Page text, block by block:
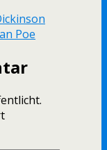
Poe